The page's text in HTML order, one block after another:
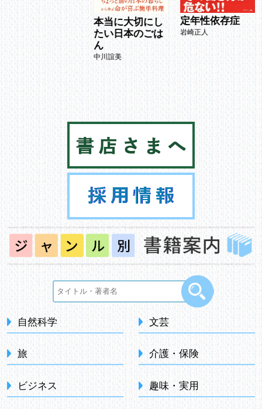
自然科学
旅
ビジネス
文芸
介護・保険
趣味・実用
本当に大切にし
たい日本のごは
ん
中川誼美
定年性依存症
岩崎正人